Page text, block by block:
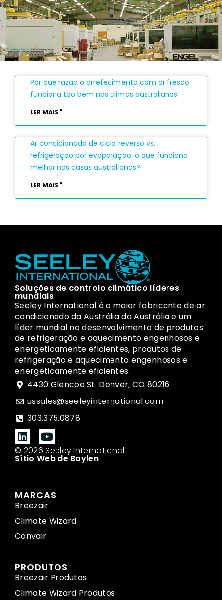
Por que razão o arrefecimento com ar fresco
funciona tão bem nos climas australianos
LER MAIS "
Ar condicionado de ciclo reverso vs.
refrigeração por evaporação: o que funciona
melhor nas casas australianas?
LER MAIS "
Soluções de controlo climático líderes
mundiais
Seeley International é o maior fabricante de ar
condicionado da Austrália da Austrália e um
líder mundial no desenvolvimento de produtos
de refrigeração e aquecimento engenhosos e
energeticamente eficientes, produtos de
refrigeração e aquecimento engenhosos e
energeticamente eficientes.
4430 Glencoe St. Denver, CO 80216
ussales@seeleyinternational.com
303.375.0878
© 2026 Seeley International
Sítio Web de Boylen
MARCAS
Breezair
Climate Wizard
Convair
PRODUTOS
Breezair Produtos
Climate Wizard Produtos